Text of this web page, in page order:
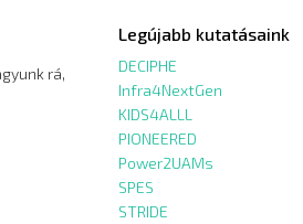
rá,
Legújabb kutatásaink
DECIPHE
Infra4NextGen
KIDS4ALLL
PIONEERED
Power2UAMs
SPES
STRIDE